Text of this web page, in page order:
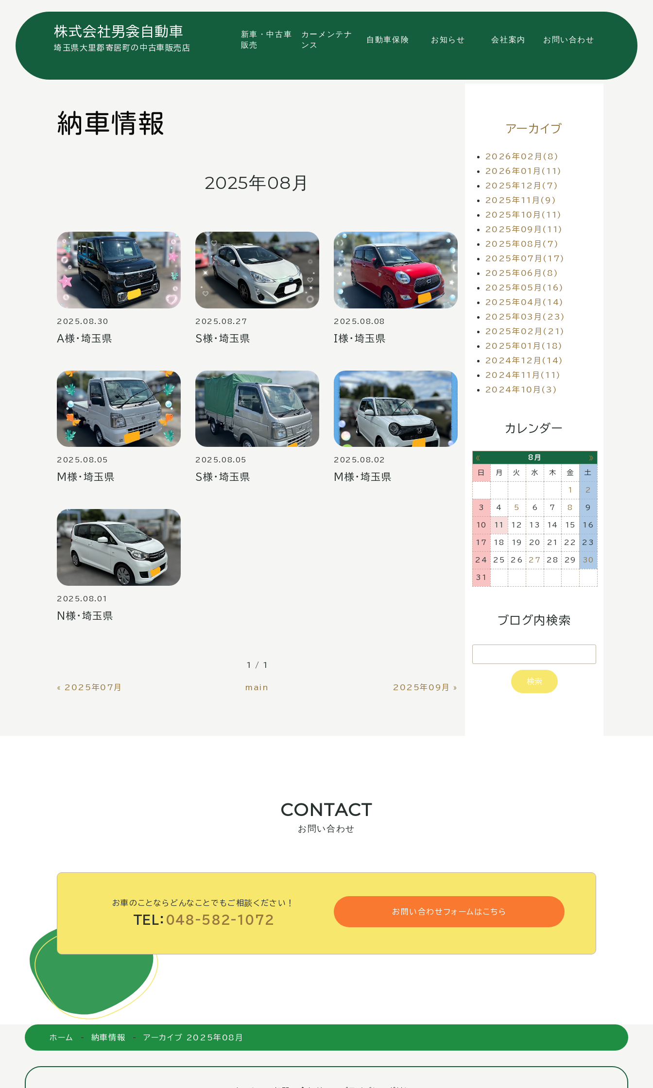
株式会社男衾自動車
埼玉県大里郡寄居町の中古車販売店
新車・中古車
販売
カーメンテナ
ンス
自動車保険 お知らせ 会社案内 お問い合わせ
納車情報
2025年08月
A様・埼玉県
2025.08.30
S様・埼玉県
2025.08.27
I様・埼玉県
2025.08.08
M様・埼玉県
2025.08.05
S様・埼玉県
2025.08.05
M様・埼玉県
2025.08.02
N様・埼玉県
2025.08.01
1 / 1
« 2025年07月 main 2025年09月 »
アーカイブ
2026年02月(8)
2026年01月(11)
2025年12月(7)
2025年11月(9)
2025年10月(11)
2025年09月(11)
2025年08月(7)
2025年07月(17)
2025年06月(8)
2025年05月(16)
2025年04月(14)
2025年03月(23)
2025年02月(21)
2025年01月(18)
2024年12月(14)
2024年11月(11)
2024年10月(3)
カレンダー
« 8月 »
日 月 火 水 木 金 土
1 2
3 4 5 6 7 8 9
10 11 12 13 14 15 16
17 18 19 20 21 22 23
24 25 26 27 28 29 30
31
ブログ内検索
CONTACT
お問い合わせ
お車のことならどんなことでもご相談ください！
TEL： 048-582-1072
お問い合わせフォームはこちら
ホーム 納車情報 アーカイブ 2025年08月